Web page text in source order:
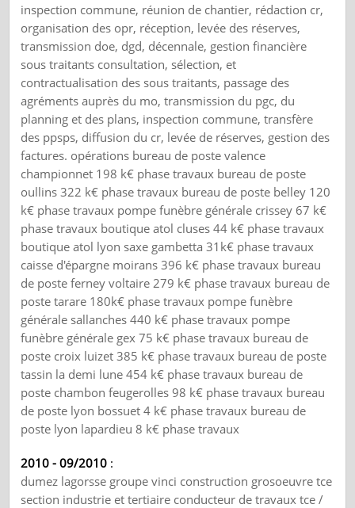
inspection commune, réunion de chantier, rédaction cr,
organisation des opr, réception, levée des réserves,
transmission doe, dgd, décennale, gestion financière
sous traitants consultation, sélection, et
contractualisation des sous traitants, passage des
agréments auprès du mo, transmission du pgc, du
planning et des plans, inspection commune, transfère
des ppsps, diffusion du cr, levée de réserves, gestion des
factures. opérations bureau de poste valence
championnet 198 k€ phase travaux bureau de poste
oullins 322 k€ phase travaux bureau de poste belley 120
k€ phase travaux pompe funèbre générale crissey 67 k€
phase travaux boutique atol cluses 44 k€ phase travaux
boutique atol lyon saxe gambetta 31k€ phase travaux
caisse d'épargne moirans 396 k€ phase travaux bureau
de poste ferney voltaire 279 k€ phase travaux bureau de
poste tarare 180k€ phase travaux pompe funèbre
générale sallanches 440 k€ phase travaux pompe
funèbre générale gex 75 k€ phase travaux bureau de
poste croix luizet 385 k€ phase travaux bureau de poste
tassin la demi lune 454 k€ phase travaux bureau de
poste chambon feugerolles 98 k€ phase travaux bureau
de poste lyon bossuet 4 k€ phase travaux bureau de
poste lyon lapardieu 8 k€ phase travaux
2010 - 09/2010 :
dumez lagorsse groupe vinci construction grosoeuvre tce
section industrie et tertiaire conducteur de travaux tce /